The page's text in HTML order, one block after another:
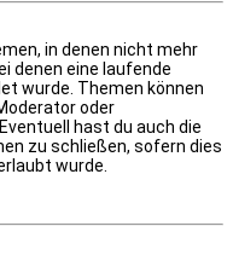
in denen nicht mehr
denen eine laufende
wurde. Themen können
oder
hast du auch die
zu schließen, sofern dies
wurde.